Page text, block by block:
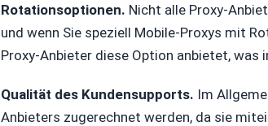
Rotationsoptionen. Nicht alle Proxy-
und wenn Sie speziell Mobile-Proxys mit
Proxy-Anbieter diese Option anbietet,
Qualität des Kundensupports. Im
Anbieters zugerechnet werden, da sie